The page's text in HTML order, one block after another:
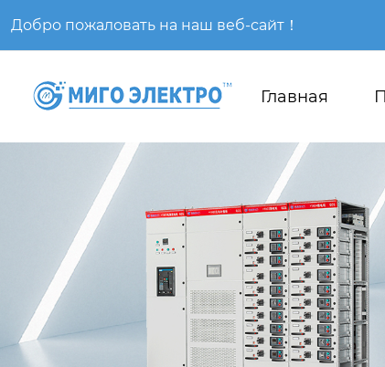
Добро пожаловать на наш веб-сайт！
Главная